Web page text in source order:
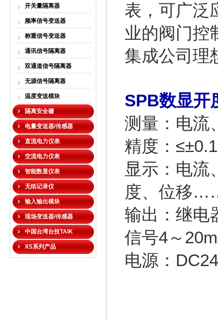
开关量隔离器
频率信号变送器
称重信号变送器
通讯信号隔离器
双通道信号隔离器
无源信号隔离器
温度变送模块
隔离安全栅
电量变送器/传感器
直流电力仪表
交流电力仪表
智能数显仪表
无纸记录仪
输入输出模块
现场变送器/传感器
中国台湾台技TAIK
XS系列产品
表，可广泛
业的阀门控
集成公司理
SPB数显开
测量：电流
精度：
显示：电流
度、位移
输出：继电
信号4～
电源：